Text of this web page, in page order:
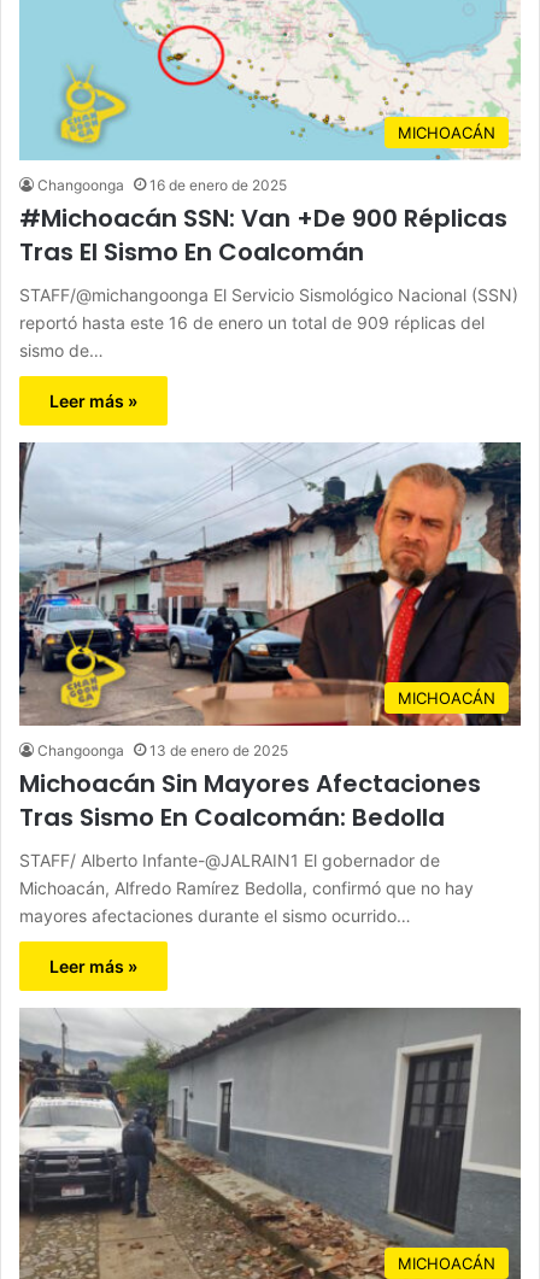
MICHOACÁN
Changoonga 16 de enero de 2025
#Michoacán SSN: Van +De 900 Réplicas
Tras El Sismo En Coalcomán
STAFF/@michangoonga El Servicio Sismológico Nacional (SSN)
reportó hasta este 16 de enero un total de 909 réplicas del
sismo de…
Leer más »
MICHOACÁN
Changoonga 13 de enero de 2025
Michoacán Sin Mayores Afectaciones
Tras Sismo En Coalcomán: Bedolla
STAFF/ Alberto Infante-@JALRAIN1 El gobernador de
Michoacán, Alfredo Ramírez Bedolla, confirmó que no hay
mayores afectaciones durante el sismo ocurrido…
Leer más »
MICHOACÁN